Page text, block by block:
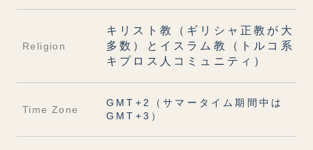
Religion
キリスト教（ギリシャ正教が大
多数）とイスラム教（トルコ系
キプロス人コミュニティ）
Time Zone
GMT+2（サマータイム期間中は
GMT+3）